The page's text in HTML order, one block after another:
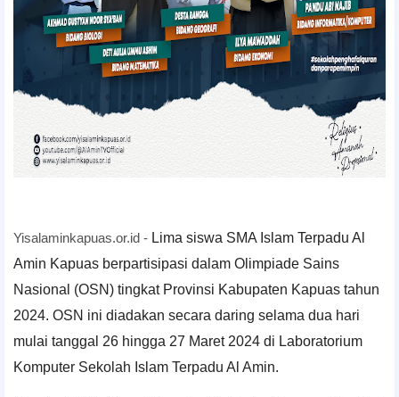
Yisalaminkapuas.or.id - Lima siswa SMA Islam Terpadu Al
Amin Kapuas berpartisipasi dalam Olimpiade Sains
Nasional (OSN) tingkat Provinsi Kabupaten Kapuas tahun
2024. OSN ini diadakan secara daring selama dua hari
mulai tanggal 26 hingga 27 Maret 2024 di Laboratorium
Komputer Sekolah Islam Terpadu Al Amin.